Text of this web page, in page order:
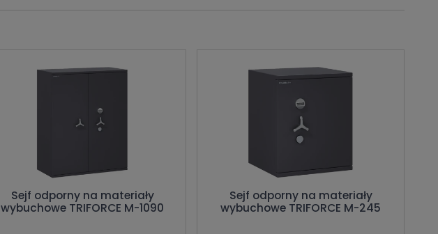
Sejf odporny na materiały
wybuchowe TRIFORCE M-1090
Sejf odporny na materiały
wybuchowe TRIFORCE M-245